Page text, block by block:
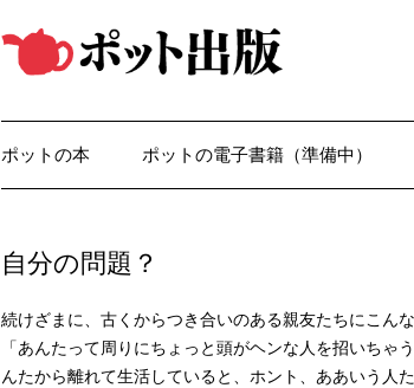
テ
キ
プ
ポットの本 ポットの電子書籍（準備中）
自分の問題？
続けざまに、古くからつき合いのある親友たちにこんな
「あんたって周りにちょっと頭がヘンな人を招いち
んたから離れて生活していると、ホント、ああいう人